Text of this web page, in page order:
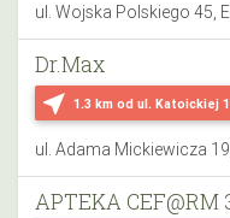
ul. Wojska Polskiego 45,
near_me 1.3 km od ul. Katoickiej 1
Dr.Max
ul. Adama Mickiewicza
APTEKA CEF@RM